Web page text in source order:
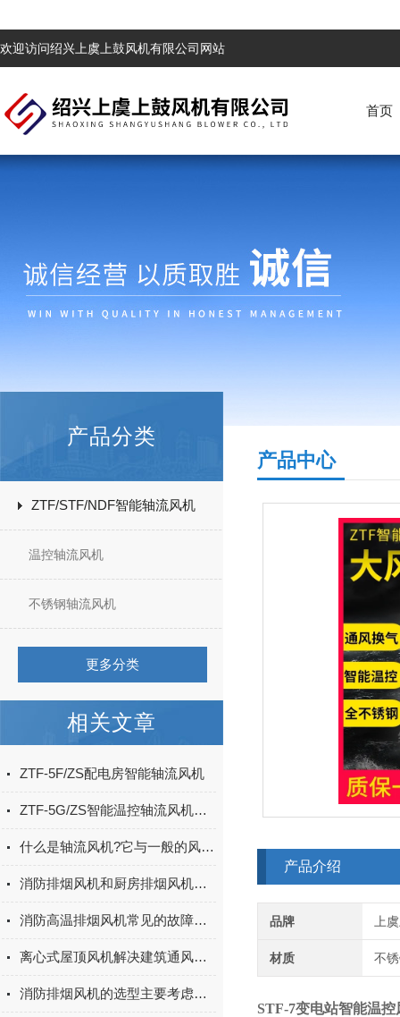
欢迎访问绍兴上虞上鼓风机有限公司网站
首页
产品分类
ZTF/STF/NDF智能轴流风机
温控轴流风机
不锈钢轴流风机
更多分类
相关文章
ZTF-5F/ZS配电房智能轴流风机
ZTF-5G/ZS智能温控轴流风机的优点
什么是轴流风机?它与一般的风机有什么不同?
消防排烟风机和厨房排烟风机的区别
消防高温排烟风机常见的故障解决方法有哪些
离心式屋顶风机解决建筑通风问题的理想选择
消防排烟风机的选型主要考虑以下几个因素
产品中心
产品介绍
品牌 上
材质 不
STF-7变电站智能温